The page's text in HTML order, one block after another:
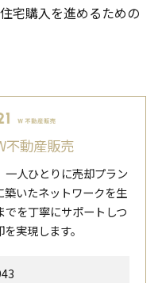
宅購入を進めるための
不動産販売
人ひとりに売却プラン
築いたネットワークを生
を丁寧にサポートしつ
実現します。